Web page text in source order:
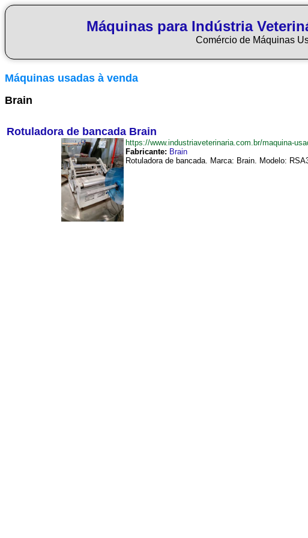
Máquinas para Indústria
Comércio de Máquinas
Máquinas usadas à venda
Brain
Rotuladora de bancada Brain
https://www.industriaveterinaria.com.br/maquina-
Fabricante: Brain
Rotuladora de bancada. Marca: Brain. Modelo: